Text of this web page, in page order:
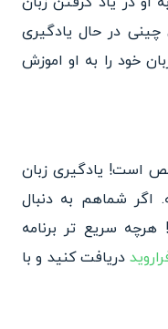
در حال یادگیری
خود را به او اموزش
است! یادگیری زبان
اگر شماهم به دنبال
سریع تر برنامه
دریافت کنید و با